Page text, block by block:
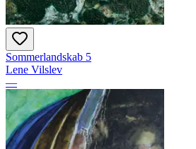
Sommerlandskab 5
Lene Vilslev
—